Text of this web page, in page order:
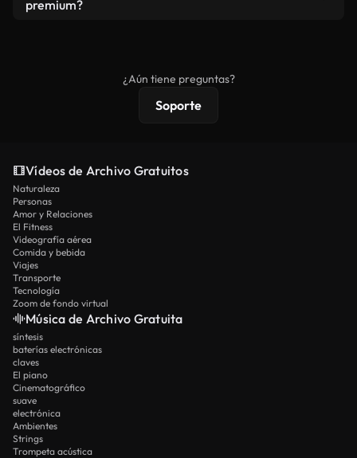
premium?
protecciones de licencia extendidas.
¿Aún tiene preguntas?
Soporte
Vídeos de Archivo Gratuitos
Naturaleza
Personas
Amor y Relaciones
El Fitness
Videografía aérea
Comida y bebida
Viajes
Transporte
Tecnología
Zoom de fondo virtual
Música de Archivo Gratuita
síntesis
baterías electrónicas
claves
El piano
Cinematográfico
suave
electrónica
Ambientes
Strings
Trompeta acústica